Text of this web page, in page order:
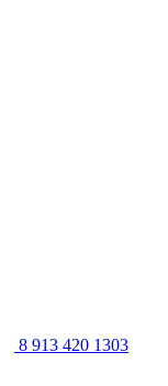
8 913 420 1303